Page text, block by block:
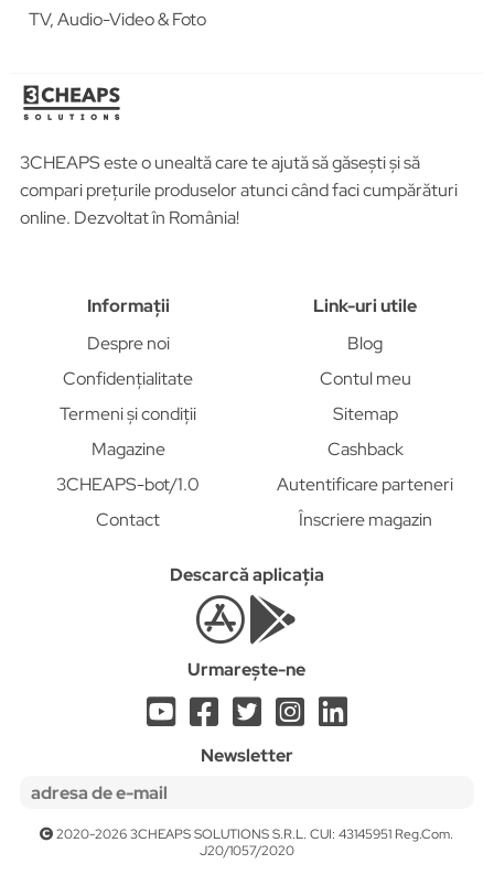
TV, Audio-Video & Foto
3CHEAPS este o unealtă care te ajută să găsești și să
compari prețurile produselor atunci când faci cumpărături
online. Dezvoltat în România!
Informații
Despre noi
Confidențialitate
Termeni și condiții
Magazine
3CHEAPS-bot/1.0
Contact
Link-uri utile
Blog
Contul meu
Sitemap
Cashback
Autentificare parteneri
Înscriere magazin
Descarcă aplicația
Urmarește-ne
Newsletter
2020-2026 3CHEAPS SOLUTIONS S.R.L. CUI: 43145951 Reg.Com.
J20/1057/2020